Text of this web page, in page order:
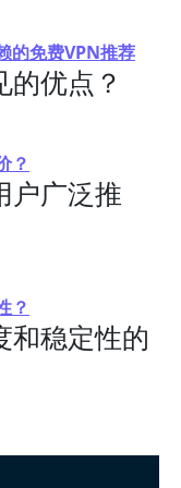
的免费VPN推荐
的优点？
？
户广泛推
？
和稳定性的